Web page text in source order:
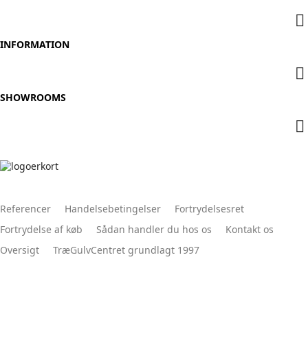

INFORMATION

SHOWROOMS

Referencer Handelsebetingelser
Fortrydelsesret
Fortrydelse af køb
Sådan handler du hos os
Kontakt os
Oversigt
TræGulvCentret grundlagt 1997